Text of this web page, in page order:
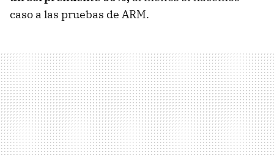
caso a las pruebas de ARM.